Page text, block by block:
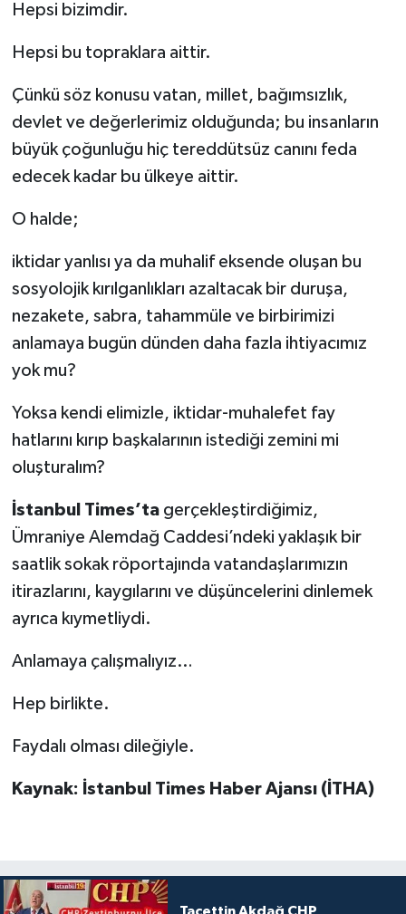
Hepsi bizimdir.
Hepsi bu topraklara aittir.
Çünkü söz konusu vatan, millet, bağımsızlık,
devlet ve değerlerimiz olduğunda; bu insanların
büyük çoğunluğu hiç tereddütsüz canını feda
edecek kadar bu ülkeye aittir.
O halde;
iktidar yanlısı ya da muhalif eksende oluşan bu
sosyolojik kırılganlıkları azaltacak bir duruşa,
nezakete, sabra, tahammüle ve birbirimizi
anlamaya bugün dünden daha fazla ihtiyacımız
yok mu?
Yoksa kendi elimizle, iktidar-muhalefet fay
hatlarını kırıp başkalarının istediği zemini mi
oluşturalım?
İstanbul Times’tagerçekleştirdiğimiz,
Ümraniye Alemdağ Caddesi’ndeki yaklaşık bir
saatlik sokak röportajında vatandaşlarımızın
itirazlarını, kaygılarını ve düşüncelerini dinlemek
ayrıca kıymetliydi.
Anlamaya çalışmalıyız…
Hep birlikte.
Faydalı olması dileğiyle.
Kaynak: İstanbul Times Haber Ajansı (İTHA)
Tacettin Akdağ CHP